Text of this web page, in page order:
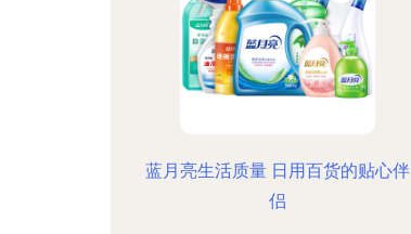
蓝月亮生活质量 日用百货的贴心伴
侣